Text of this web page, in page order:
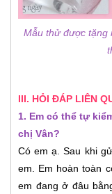
Mẫu thử được tặng
III. HỎI ĐÁP LIÊN
1. Em có thể tự
chị Vân?
Có em ạ. Sau khi
em. Em hoàn toàn
em đang ở đâu